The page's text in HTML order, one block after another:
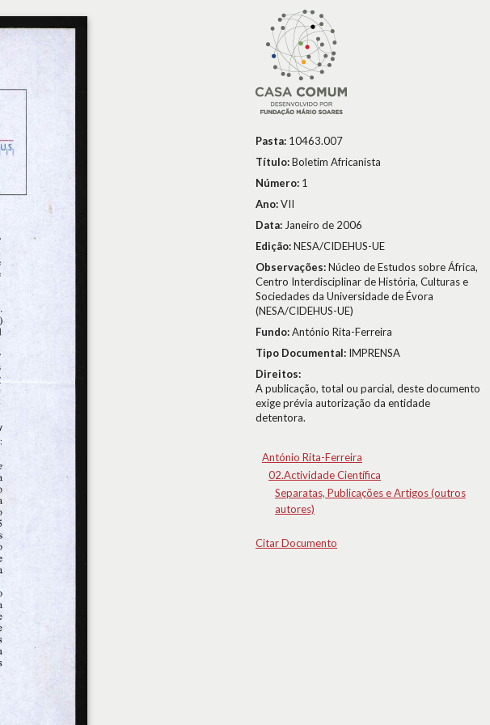
Pasta: 10463.007
Título:Boletim Africanista
Número: 1
Ano:VII
Data: Janeiro de 2006
Edição:NESA/CIDEHUS-UE
Observações:Núcleo de Estudos sobre África,
Centro Interdisciplinar de História, Culturas e
Sociedades da Universidade de Évora
(NESA/CIDEHUS-UE)
Fundo:António Rita-Ferreira
Tipo Documental: IMPRENSA
Direitos:
A publicação, total ou parcial, deste documento
exige prévia autorização da entidade
detentora.
António Rita-Ferreira
02.Actividade Científica
Separatas, Publicações e Artigos (outros
autores)
Citar Documento